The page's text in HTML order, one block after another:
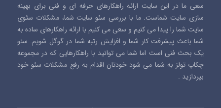
سعی ما در این سایت ارائه راهکارهای حرفه ای و فنی برای بهینه
سازی سایت شماست. ما با بررسی سئو سایت شما، مشکلات سئوی
سایت شما را پیدا می کنیم و سعی می کنیم با ارائه راهکارهای ساده به
شما باعث پیشرفت کار شما و افزایش رتبه شما در گوگل شویم. سئو
یک بحث فنی است اما شما می توانید با راهکارهایی که در مجموعه
چکاپ تولز به شما می شود خودتان اقدام به رفع مشکلات سئو خود
بپردازید .